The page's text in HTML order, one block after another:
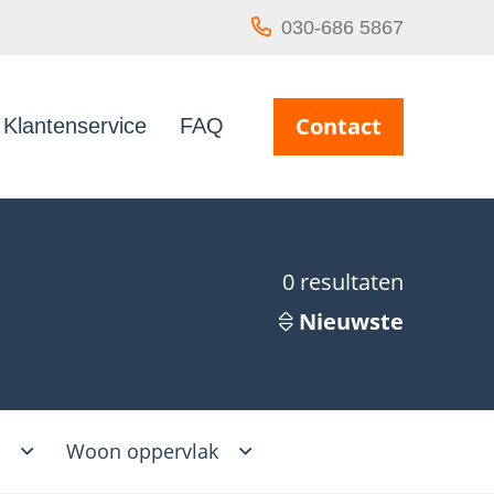
0resultaten
Nieuwste
Woon oppervlak
030-686 5867
Contact
Klantenservice FAQ